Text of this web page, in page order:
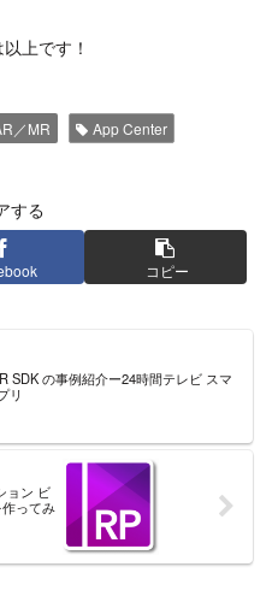
上です！
／MR
App Center
する
コピー
SDK の事例紹介ー24時間テレビ スマ
リ
ョン ビ
ってみ